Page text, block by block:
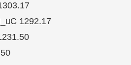
1292.17